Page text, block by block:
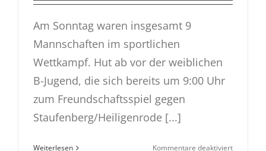
Am Sonntag waren insgesamt 9
Mannschaften im sportlichen
Wettkampf. Hut ab vor der weiblichen
B-Jugend, die sich bereits um 9:00 Uhr
zum Freundschaftsspiel gegen
Staufenberg/Heiligenrode [...]
Weiterlesen Kommentare deaktiviertfür